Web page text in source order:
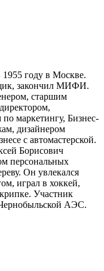
году в Москве.
закончил МИФИ.
старшим
маркетингу, Бизнес-
дизайнером
с автомастерской.
Борисович
персональных
Он увлекался
играл в хоккей,
Участник
АЭС.